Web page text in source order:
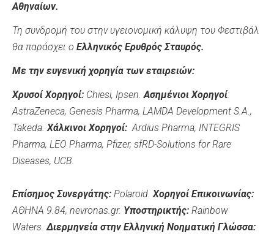
Αθηναίων.
Τη συνδρομή του στην υγειονομική κάλυψη του Φεστιβάλ
θα παράσχει ο Ελληνικός Ερυθρός Σταυρός.
Με την ευγενική χορηγία των εταιρειών:
Χρυσοί Χορηγοί: Chiesi, Ipsen.Ασημένιοι Χορηγοί:
AstraZeneca, Genesis Pharma, LAMDA Development S.A.,
Takeda.Χάλκινοι Χορηγοί: Ardius Pharma, INTEGRIS
Pharma, LEO Pharma, Pfizer, sfRD-Solutions for Rare
Diseases, UCB.
Επίσημος Συνεργάτης: Polaroid.Xορηγοί Επικοινωνίας:
ΑΘΗΝΑ 9.84, nevronas.gr. Υποστηρικτής: Rainbow
Waters.Διερμηνεία στην Ελληνική Νοηματική Γλώσσα: